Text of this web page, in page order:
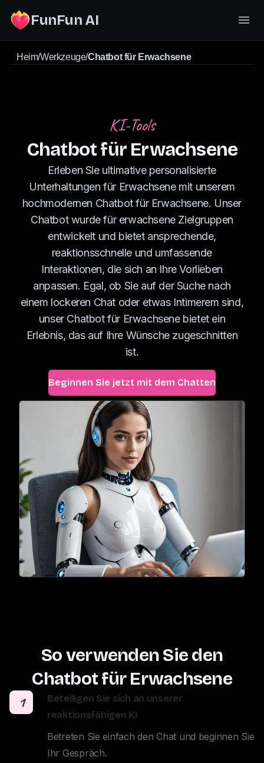
FunFun AI
Heim/Werkzeuge/Chatbot für Erwachsene
KI-Tools
Chatbot für Erwachsene
Erleben Sie ultimative personalisierte
Unterhaltungen für Erwachsene mit unserem
hochmodernen Chatbot für Erwachsene. Unser
Chatbot wurde für erwachsene Zielgruppen
entwickelt und bietet ansprechende,
reaktionsschnelle und umfassende
Interaktionen, die sich an Ihre Vorlieben
anpassen. Egal, ob Sie auf der Suche nach
einem lockeren Chat oder etwas Intimerem sind,
unser Chatbot für Erwachsene bietet ein
Erlebnis, das auf Ihre Wünsche zugeschnitten
ist.
Beginnen Sie jetzt mit dem Chatten
So verwenden Sie den
Chatbot für Erwachsene
1
Beteiligen Sie sich an unserer
reaktionsfähigen KI
Betreten Sie einfach den Chat und beginnen Sie
Ihr Gespräch.